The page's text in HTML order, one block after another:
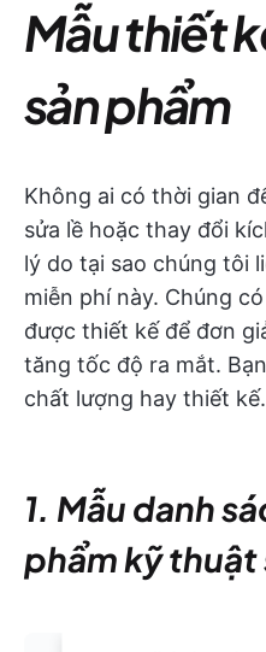
Mẫu thiết
sản phẩm
Không ai có thời gian
sửa lề hoặc thay đổi
lý do tại sao chúng tôi
miễn phí này. Chúng
được thiết kế để đơn
tăng tốc độ ra mắt.
chất lượng hay thiết kế.
1. Mẫu danh
phẩm kỹ thuật